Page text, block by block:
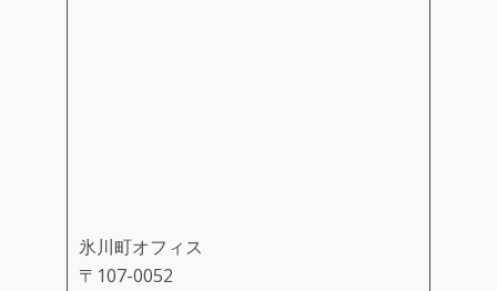
氷川町オフィス
〒107-0052